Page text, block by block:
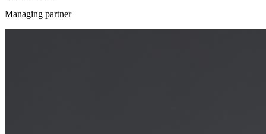
Managing partner